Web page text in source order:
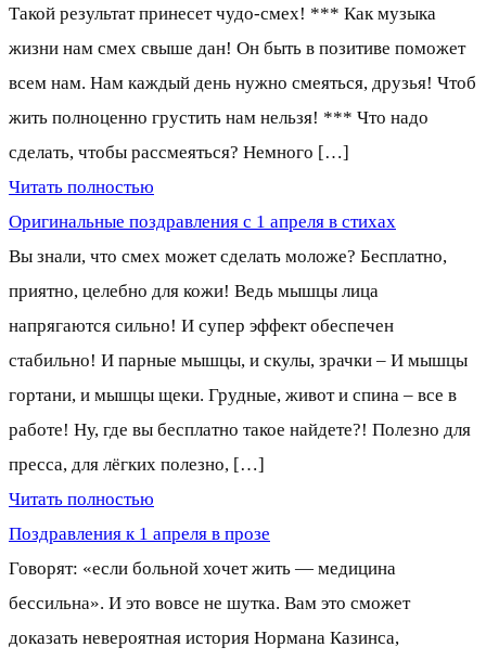
Такой результат принесет чудо-смех! *** Как музыка
жизни нам смех свыше дан! Он быть в позитиве поможет
всем нам. Нам каждый день нужно смеяться, друзья! Чтоб
жить полноценно грустить нам нельзя! *** Что надо
сделать, чтобы рассмеяться? Немного […]
Читать полностью
Оригинальные поздравления с 1 апреля в стихах
Вы знали, что смех может сделать моложе? Бесплатно,
приятно, целебно для кожи! Ведь мышцы лица
напрягаются сильно! И супер эффект обеспечен
стабильно! И парные мышцы, и скулы, зрачки – И мышцы
гортани, и мышцы щеки. Грудные, живот и спина – все в
работе! Ну, где вы бесплатно такое найдете?! Полезно для
пресса, для лёгких полезно, […]
Читать полностью
Поздравления к 1 апреля в прозе
Говорят: «если больной хочет жить — медицина
бессильна». И это вовсе не шутка. Вам это сможет
доказать невероятная история Нормана Казинса,